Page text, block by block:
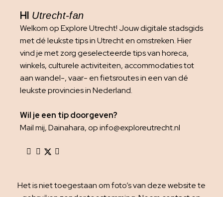
HI Utrecht-fan
Welkom op Explore Utrecht! Jouw digitale stadsgids
met dé leukste tips in Utrecht en omstreken. Hier
vind je met zorg geselecteerde tips van horeca,
winkels, culturele activiteiten, accommodaties tot
aan wandel-, vaar- en fietsroutes in een van dé
leukste provincies in Nederland.
Wil je een tip doorgeven?
Mail mij, Dainahara, op info@exploreutrecht.nl
Het is niet toegestaan om foto’s van deze website te